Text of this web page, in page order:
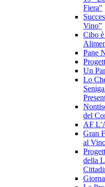
Fiera"
Vino”
Cibo
Pane
Un
Lo
del
AF
Gran
al
della